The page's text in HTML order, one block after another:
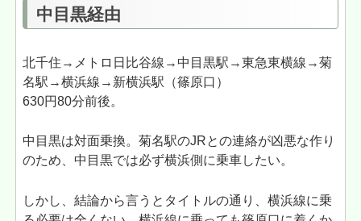
中目黒経由
北千住→メトロ日比谷線→中目黒駅→東急東横線→菊
名駅→横浜線→新横浜駅（篠原口）
630円80分前後。
中目黒は対面乗換。菊名駅のJRとの連絡が凶悪な作り
のため、中目黒では必ず横浜側に乗車したい。
しかし、結論から言うとタイトルの通り、横浜線に乗